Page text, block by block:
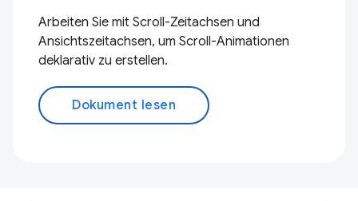
Arbeiten Sie mit Scroll-Zeitachsen und
Ansichtszeitachsen, um Scroll-Animationen
deklarativ zu erstellen.
Dokument lesen